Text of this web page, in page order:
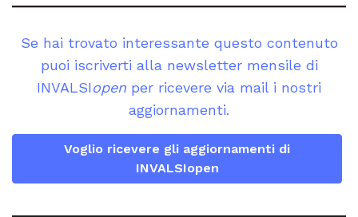
Se hai trovato interessante questo contenuto
puoi iscriverti alla newsletter mensile di
INVALSIopen per ricevere via mail i nostri
aggiornamenti.
Voglio ricevere gli aggiornamenti di
INVALSIopen